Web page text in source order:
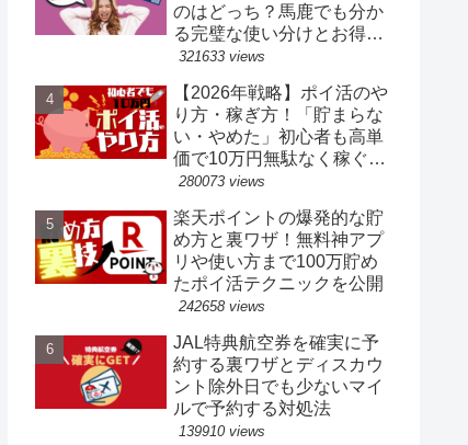
のはどっち？馬鹿でも分か
る完璧な使い分けとお得な
裏ワザ
321633 views
【2026年戦略】ポイ活のや
り方・稼ぎ方！「貯まらな
い・やめた」初心者も高単
価で10万円無駄なく稼ぐ完
全ロードマップ
280073 views
楽天ポイントの爆発的な貯
め方と裏ワザ！無料神アプ
リや使い方まで100万貯め
たポイ活テクニックを公開
242658 views
JAL特典航空券を確実に予
約する裏ワザとディスカウ
ント除外日でも少ないマイ
ルで予約する対処法
139910 views